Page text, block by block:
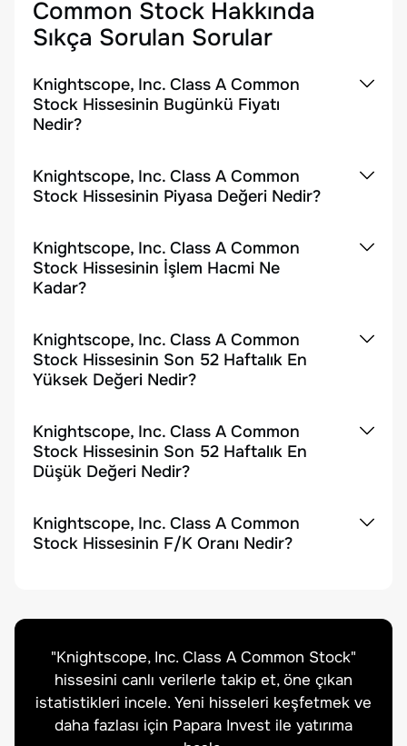
Common Stock Hakkında
Sıkça Sorulan Sorular
Knightscope, Inc. Class A Common
Stock Hissesinin Bugünkü Fiyatı
Nedir?
Knightscope, Inc. Class A Common
Stock Hissesinin Piyasa Değeri Nedir?
Knightscope, Inc. Class A Common
Stock Hissesinin İşlem Hacmi Ne
Kadar?
Knightscope, Inc. Class A Common
Stock Hissesinin Son 52 Haftalık En
Yüksek Değeri Nedir?
Knightscope, Inc. Class A Common
Stock Hissesinin Son 52 Haftalık En
Düşük Değeri Nedir?
Knightscope, Inc. Class A Common
Stock Hissesinin F/K Oranı Nedir?
"Knightscope, Inc. Class A Common Stock"
hissesini canlı verilerle takip et, öne çıkan
istatistikleri incele. Yeni hisseleri keşfetmek ve
daha fazlası için Papara Invest ile yatırıma